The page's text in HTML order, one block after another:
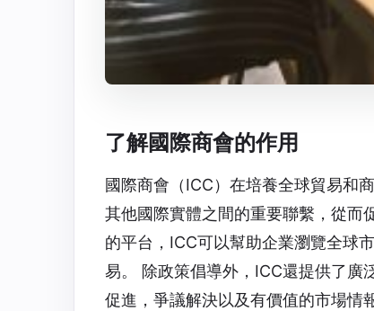
了解國際商會的作用
國際商會（ICC）在培養全球貿易和
其他國際實體之間的重要聯繫，從而
的平台，ICC可以幫助企業瀏覽全球
易。 除政策倡導外，ICC還提供了廣
促進，爭議解決以及有價值的市場情